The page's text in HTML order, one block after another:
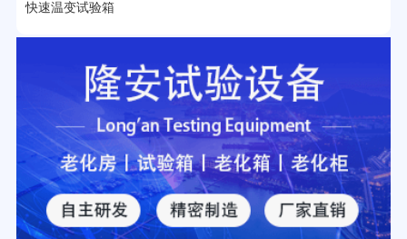
快速温变试验箱